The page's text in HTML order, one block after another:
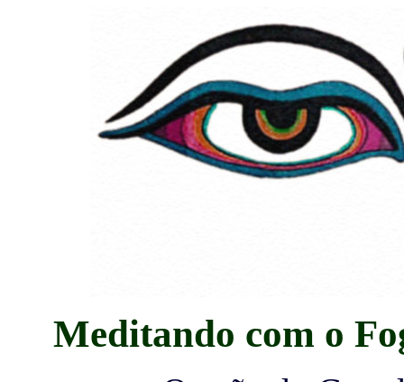
Meditando com o